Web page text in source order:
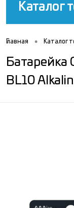
Каталог
Главная • Каталог
Батарейка
BL10